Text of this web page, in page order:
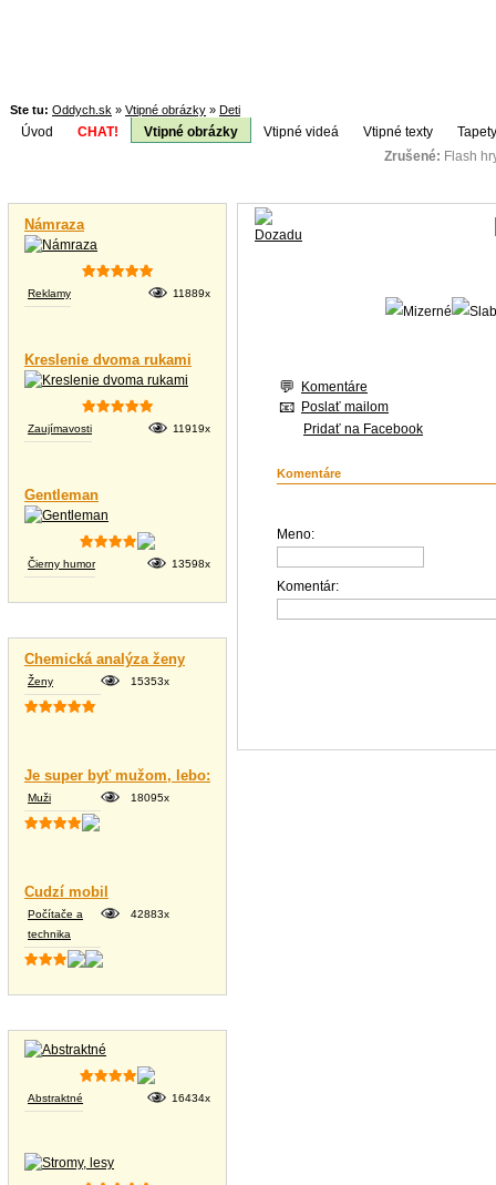
Ste tu: Oddych.sk » Vtipné obrázky » Deti
Úvod CHAT! Vtipné obrázky Vtipné videá Vtipné texty
Zrušené: Flash
Námraza
Reklamy 11889x
Kreslenie dvoma rukami
Zaujímavosti 11919x
Gentleman
Čierny humor 13598x
Chemická analýza ženy
Ženy 15353x
Je super byť mužom, lebo:
Muži 18095x
Cudzí mobil
Počítače a
technika
42883x
Abstraktné 16434x
Komentáre
Poslať mailom
Pridať na Facebook
Komentáre
Meno:
Komentár: